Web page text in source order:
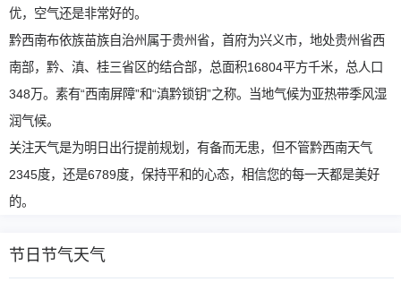
优，空气还是非常好的。
黔西南布依族苗族自治州属于贵州省，首府为兴义市，地处贵州省西
南部，黔、滇、桂三省区的结合部，总面积16804平方千米，总人口
348万。素有“西南屏障”和“滇黔锁钥”之称。当地气候为亚热带季风湿
润气候。
关注天气是为明日出行提前规划，有备而无患，但不管黔西南天气
2345度，还是6789度，保持平和的心态，相信您的每一天都是美好
的。
节日节气天气